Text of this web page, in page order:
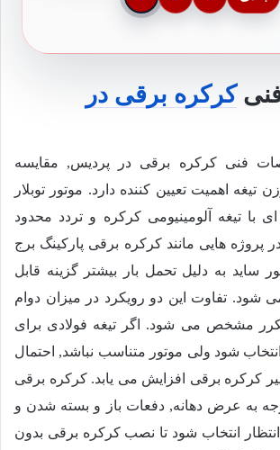
کرکره برقی در
فنی کرکره برقی در پردیس, مقایسه
تیغه اهمیت تعیین کننده دارد. موتور توبلار
با تیغه آلومینیومی کرکره و تردد محدود
هایی مانند کرکره برقی پارکینگ برج
ساید به دلیل تحمل بار بیشتر گزینه قابل
شود. تفاوت این دو رویکرد در میزان دوام
مشخص می شود. اگر تیغه فولادی برای
شود ولی موتور متناسب نباشد, احتمال
کرکره برقی افزایش می یابد. کرکره برقی
به عرض دهانه, دفعات باز و بسته شدن و
انتخاب شود تا نصب کرکره برقی بدون